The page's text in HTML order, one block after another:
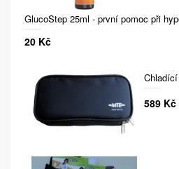
GlucoStep 25ml - první pomoc při
20 Kč
589 Kč